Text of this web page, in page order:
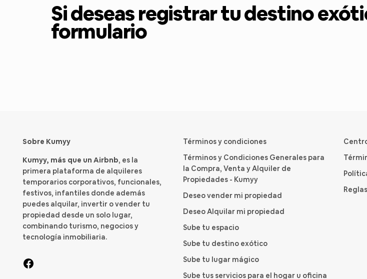
Si deseas registrar tu destino
formulario
Sobre Kumyy
Kumyy, más que un Airbnb, es la
primera plataforma de alquileres
temporarios corporativos, funcionales,
festivos, infantiles donde además
puedes alquilar, invertir o vender tu
propiedad desde un solo lugar,
combinando turismo, negocios y
tecnología inmobiliaria.
Términos y condiciones
Términos y Condiciones Generales para
la Compra, Venta y Alquiler de
Propiedades - Kumyy
Deseo vender mi propiedad
Deseo Alquilar mi propiedad
Sube tu espacio
Sube tu destino exótico
Sube tu lugar mágico
Sube tus servicios para el hogar u oficina